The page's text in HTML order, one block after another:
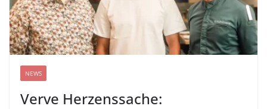
NEWS
Verve Herzenssache: